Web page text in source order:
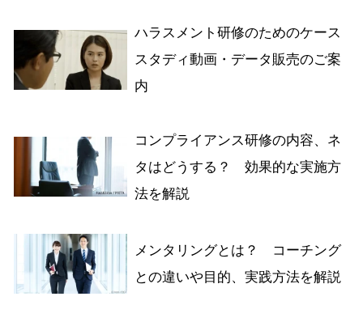
ハラスメント研修のためのケース
スタディ動画・データ販売のご案
内
コンプライアンス研修の内容、ネ
タはどうする？ 効果的な実施方
法を解説
メンタリングとは？ コーチング
との違いや目的、実践方法を解説